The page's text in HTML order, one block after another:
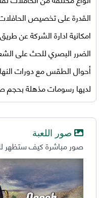
القدرة على تخصيص
امكانية ادارة الشركة عن
الضرر البصري للحث على
أحوال الطقس مع دورات
لديها رسومات مذهلة بحجم
صور اللعبة
صور مباشرة كيف ستظهر